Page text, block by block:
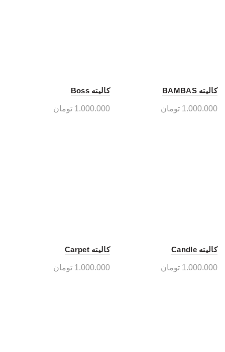
کالیته BAMBAS
1.000.000 تومان
کالیته Boss
1.000.000 تومان
کالیته Candle
1.000.000 تومان
کالیته Carpet
1.000.000 تومان